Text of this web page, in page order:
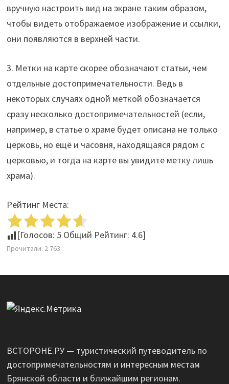
вручную настроить вид на экране таким образом,
чтобы видеть отображаемое изображение и ссылки,
они появляются в верхней части.
3. Метки на карте скорее обозначают статьи, чем
отдельные достопримечательности. Ведь в
некоторых случаях одной меткой обозначается
сразу несколько достопримечательностей (если,
например, в статье о храме будет описана не только
церковь, но ещё и часовня, находящаяся рядом с
церковью, и тогда на карте вы увидите метку лишь
храма).
Рейтинг Места:
[Голосов: 5Общий Рейтинг: 4.6]
Прочитали: 2 763
ВСТОРОНЕ.РУ — туристический путеводитель по
достопримечательностям и интересным местам
Брянской области и ближайшим регионам.